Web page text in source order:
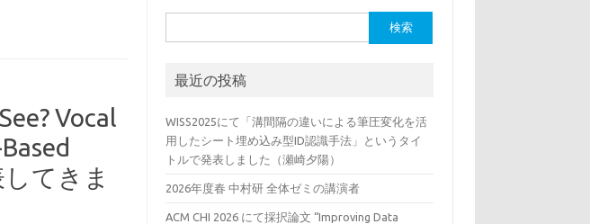
Vocal
てきま
索:
最近の投稿
WISS2025にて「溝間隔の違いによる筆圧変化を活
用したシート埋め込み型ID認識手法」というタイ
トルで発表しました（瀬崎夕陽）
2026年度春 中村研 全体ゼミの講演者
ACM CHI 2026 にて採択論文 “Improving Data